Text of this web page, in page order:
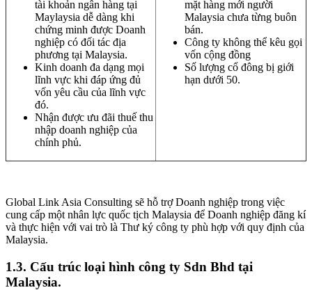
tài khoản ngân hàng tại
Maylaysia dễ dàng khi
chứng minh được Doanh
nghiệp có đối tác địa
phương tại Malaysia.
Kinh doanh đa dạng mọi
lĩnh vực khi đáp ứng đủ
vốn yêu cầu của lĩnh vực
đó.
Nhận được ưu đãi thuế thu
nhập doanh nghiệp của
chính phủ.
mặt hàng mới người
Malaysia chưa từng buôn
bán.
Công ty không thể kêu gọi
vốn cộng đồng
Số lượng cổ đông bị giới
hạn dưới 50.
Global Link Asia Consulting sẽ hỗ trợ Doanh nghiệp trong việc
cung cấp một nhân lực quốc tịch Malaysia để Doanh nghiệp đăng kí
và thực hiện với vai trò là Thư ký công ty phù hợp với quy định của
Malaysia.
1.3. Cấu trúc loại hình công ty Sdn Bhd tại
Malaysia.